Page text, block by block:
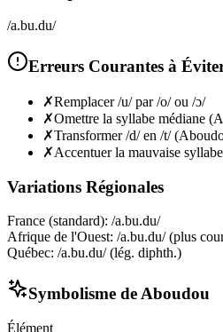
/a.bu.du/
Erreurs Courantes à
✗Remplacer /u/ par /o/ ou /ɔ/
✗Omettre la syllabe médiane
✗Transformer /d/ en /t/
✗Accentuer la mauvaise
Variations Régionales
France (standard): /a.bu.du/
Afrique de l'Ouest: /a.bu.du/ (plus
Québec: /a.bu.du/ (lég. diphth.)
Symbolisme de Aboudou
Élément